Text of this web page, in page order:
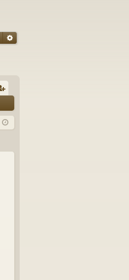
SucheErweiterte Suche